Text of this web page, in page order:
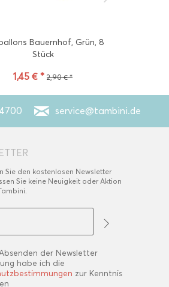
Bauernhof, Grün, 8
Stück
1,45 € * 2,90 € *
service@tambini.de
Sie den kostenlosen Newsletter
Sie keine Neuigkeit oder Aktion
der Newsletter
habe ich die
zur Kenntnis